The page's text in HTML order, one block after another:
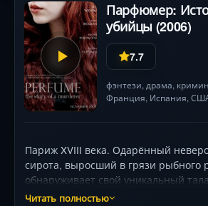
Парфюмер:
убийцы (2006)
7.7
фэнтези, драма,
Франция, Испания,
Париж XVIII века. Одарённый
сирота, выросший в грязи рыбного
обнаруживает свой уникальный
улавливать и создавать любые
Читать полностью